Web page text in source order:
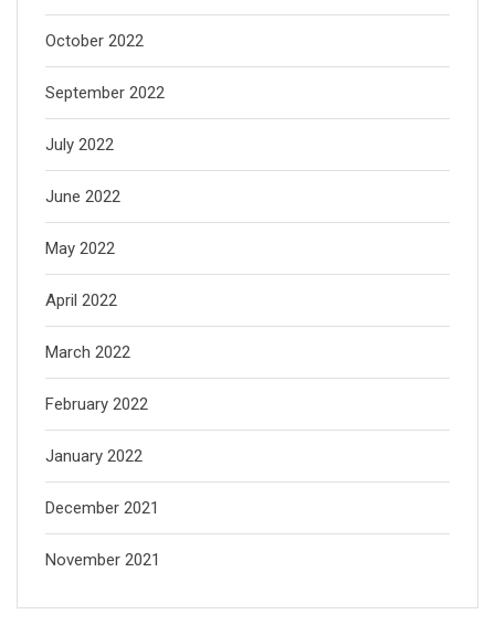
October 2022
September 2022
July 2022
June 2022
May 2022
April 2022
March 2022
February 2022
January 2022
December 2021
November 2021